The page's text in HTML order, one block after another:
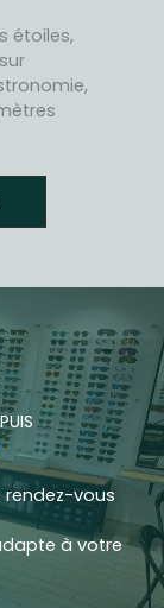
étoiles,
vous
à votre